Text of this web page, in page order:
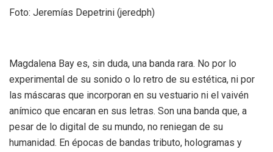
Foto: Jeremías Depetrini (jeredph)
Magdalena Bay es, sin duda, una banda rara. No por lo
experimental de su sonido o lo retro de su estética, ni por
las máscaras que incorporan en su vestuario ni el vaivén
anímico que encaran en sus letras. Son una banda que, a
pesar de lo digital de su mundo, no reniegan de su
humanidad. En épocas de bandas tributo, hologramas y